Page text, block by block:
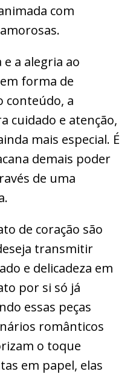
com
a alegria ao
forma de
conteúdo, a
cuidado e atenção,
mais especial. É
demais poder
de uma
de coração são
transmitir
e delicadeza em
por si só já
essas peças
românticos
o toque
em papel, elas